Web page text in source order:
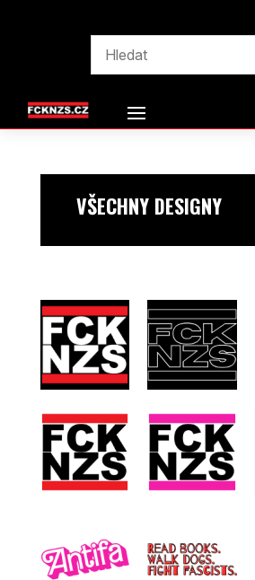
VŠECHNY DESIGNY